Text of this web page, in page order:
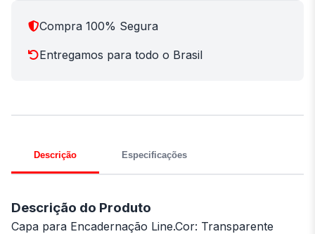
Compra 100% Segura
Entregamos para todo o Brasil
Descrição Especificações
Descrição do Produto
Capa para Encadernação Line.Cor: Transparente